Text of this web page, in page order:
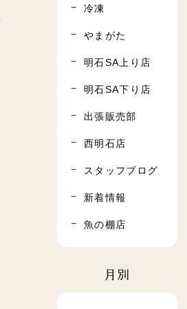
冷凍
やまがた
明石SA上り店
明石SA下り店
出張販売部
西明石店
スタッフブログ
新着情報
魚の棚店
月別